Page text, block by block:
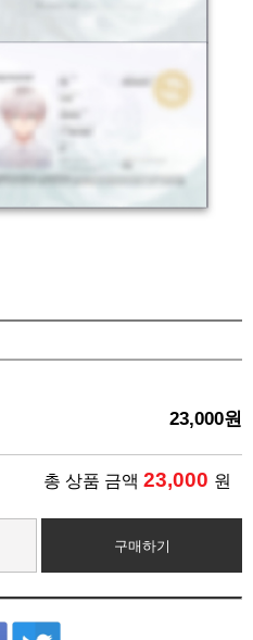
23,000원
총 상품 금액 23,000 원
구매하기